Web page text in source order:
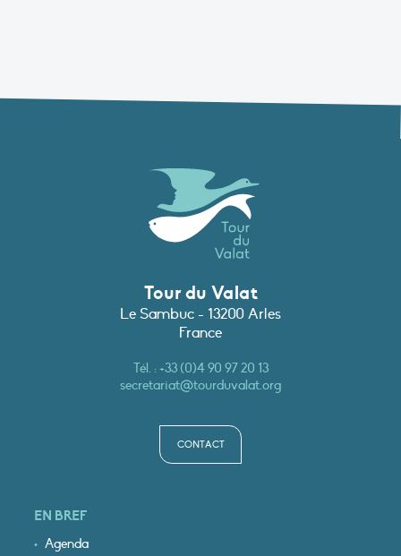
Tour du Valat
Le Sambuc - 13200 Arles
France
Tél. :+33 (0)4 90 97 20 13
secretariat@tourduvalat.org
CONTACT
EN BREF
Agenda